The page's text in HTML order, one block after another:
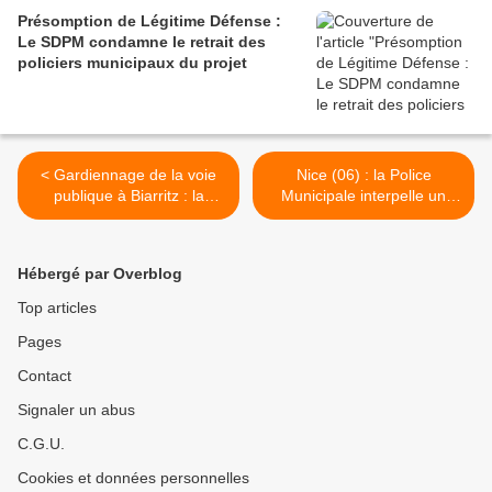
Présomption de Légitime Défense :
Le SDPM condamne le retrait des
policiers municipaux du projet
< Gardiennage de la voie
publique à Biarritz : la
Préfecture retire son
Nice (06) : la Police
Municipale interpelle un
prédateur sexuel >
Hébergé par Overblog
Top articles
Pages
Contact
Signaler un abus
C.G.U.
Cookies et données personnelles